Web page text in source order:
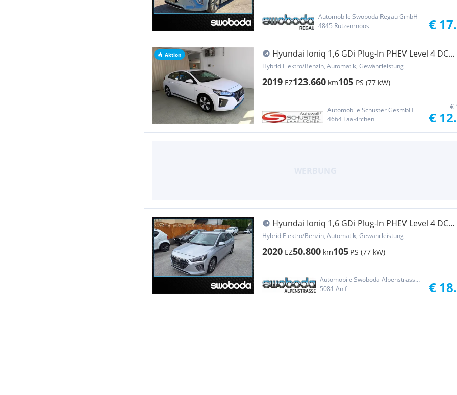
Automobile Swoboda Regau GmbH
4845 Rutzenmoos
€
Aktion
Hyundai Ioniq 1,6 GDi Plug-In PHEV Level 4 DCT
Aut.
Hybrid Elektro/Benzin, Automatik, Gewährleistung
2019 EZ123.660 km105 PS (77 kW)
Automobile Schuster GesmbH
4664 Laakirchen
€
€
Hyundai Ioniq 1,6 GDi Plug-In PHEV Level 4 DCT
Aut.
Hybrid Elektro/Benzin, Automatik, Gewährleistung
2020 EZ50.800 km105 PS (77 kW)
Automobile Swoboda Alpenstrasse GesmbH & Co KG
5081 Anif
€